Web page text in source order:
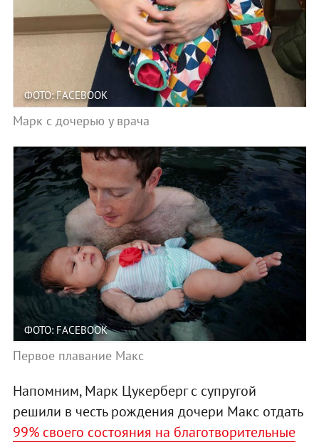
ФОТО: FACEBOOK
Марк с дочерью у врача
ФОТО: FACEBOOK
Первое плавание Макс
Напомним, Марк Цукерберг с супругой
решили в честь рождения дочери Макс отдать
99% своего состояния на благотворительные